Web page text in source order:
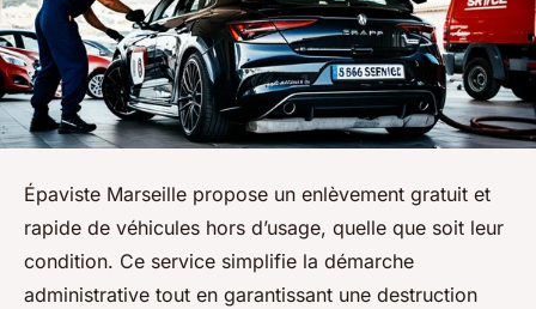
Épaviste Marseille propose un enlèvement gratuit et
rapide de véhicules hors d’usage, quelle que soit leur
condition. Ce service simplifie la démarche
administrative tout en garantissant une destruction